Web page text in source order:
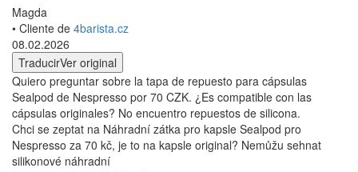
Magda
• Cliente de 4barista.cz
08.02.2026
TraducirVer original
Quiero preguntar sobre la tapa de repuesto para cápsulas
Sealpod de Nespresso por 70 CZK. ¿Es compatible con las
cápsulas originales? No encuentro repuestos de silicona.
Chci se zeptat na Náhradní zátka pro kapsle Sealpod pro
Nespresso za 70 kč, je to na kapsle original? Nemůžu sehnat
silikonové náhradní